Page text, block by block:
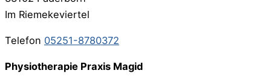
Im Riemekeviertel
Telefon 05251-8780372
Physiotherapie Praxis Magid